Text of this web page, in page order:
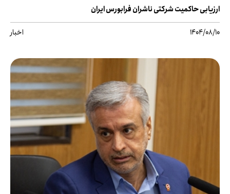
ارزیابی حاکمیت شرکتی ناشران فرابورس ایران
1404/08/10 اخبار